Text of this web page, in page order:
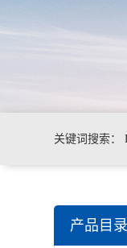
关键词搜索：
手持合金分
测仪，色谱仪
产品目录